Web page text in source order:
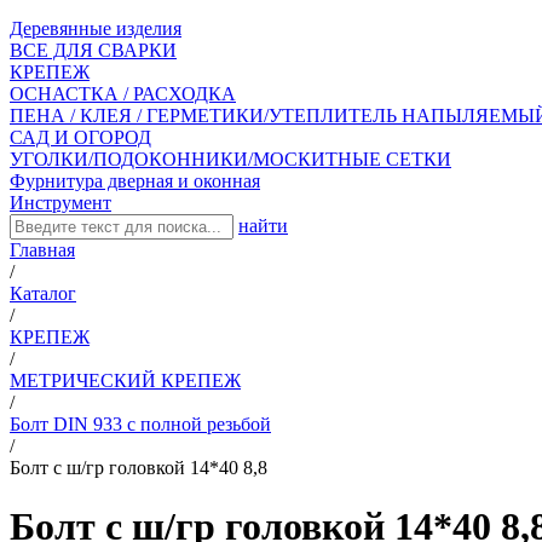
Деревянные изделия
ВСЕ ДЛЯ СВАРКИ
КРЕПЕЖ
ОСНАСТКА / РАСХОДКА
ПЕНА / КЛЕЯ / ГЕРМЕТИКИ/УТЕПЛИТЕЛЬ
САД И ОГОРОД
УГОЛКИ/ПОДОКОННИКИ/МОСКИТНЫЕ СЕТКИ
Фурнитура дверная и оконная
Инструмент
найти
Главная
/
Каталог
/
КРЕПЕЖ
/
МЕТРИЧЕСКИЙ КРЕПЕЖ
/
Болт DIN 933 с полной резьбой
/
Болт с ш/гр головкой 14*40 8,8
Болт с ш/гр головкой 14*40